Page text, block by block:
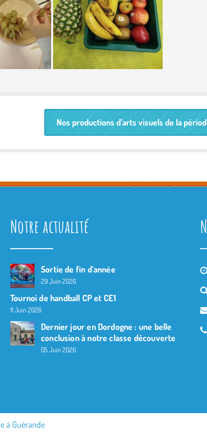
Nos productions d’arts visuels de la
Notre actualité
Sortie de fin d’année
29 Juin 2026
Tournoi de handball CP et CE1
11 Juin 2026
Dernier jour en Dordogne : une belle
conclusion à notre classe découverte
05 Juin 2026
à Guérande